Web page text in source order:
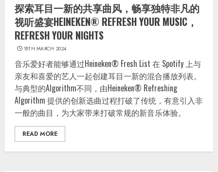
探索耳目一新的共享曲风，畅享独特非凡的
视听盛宴HEINEKEN® REFRESH YOUR MUSIC，
REFRESH YOUR NIGHTS
18TH MARCH 2024
音乐爱好者能够通过Heineken® Fresh List 在 Spotify 上与
亲友和喜爱的艺人一起创建耳目一新的混合播放列表。
与典型的Algorithm不同，由Heineken® Refreshing
Algorithm 提供的创新选曲过程打破了传统，有意引入非
一般的曲目，为大家带来打破常规的新音乐体验。
READ MORE